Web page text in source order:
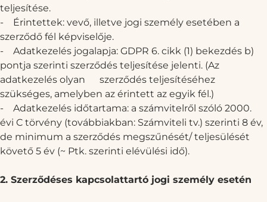
teljesítése.
-
Érintettek: vevő, illetve jogi személy esetében a
szerződő fél képviselője.
-
Adatkezelés jogalapja: GDPR 6. cikk (1) bekezdés b)
pontja szerinti szerződés teljesítése jelenti. (Az
adatkezelés olyan szerződés teljesítéséhez
szükséges, amelyben az érintett az egyik fél.)
-
Adatkezelés időtartama: a számvitelről szóló 2000.
évi C törvény (továbbiakban: Számviteli tv.) szerinti 8 év,
de minimum a szerződés megszűnését/ teljesülését
követő 5 év (~ Ptk. szerinti elévülési idő).
2. Szerződéses kapcsolattartó jogi személy esetén